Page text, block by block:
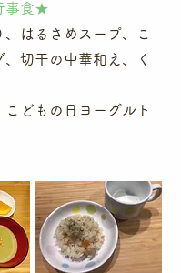
事食★
、はるさめスープ、こ
、切干の中華和え、く
こどもの日ヨーグルト